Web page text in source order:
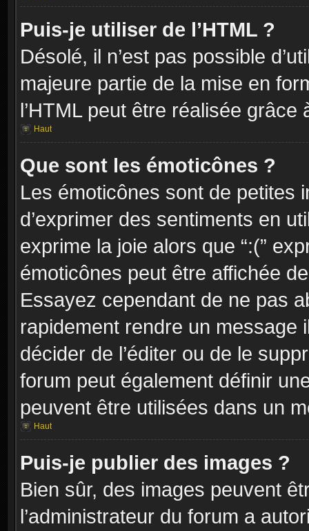
Puis-je utiliser de l’HTML ?
Désolé, il n’est pas possible
majeure partie de la mise en
l’HTML peut être réalisée grâce
Haut
Que sont les émoticônes ?
Les émoticônes sont de petites
d’exprimer des sentiments en
exprime la joie alors que “:(”
émoticônes peut être affichée
Essayez cependant de ne pas
rapidement rendre un message
décider de l’éditer ou de le
forum peut également définir
peuvent être utilisées dans un
Haut
Puis-je publier des images ?
Bien sûr, des images peuvent
l’administrateur du forum a